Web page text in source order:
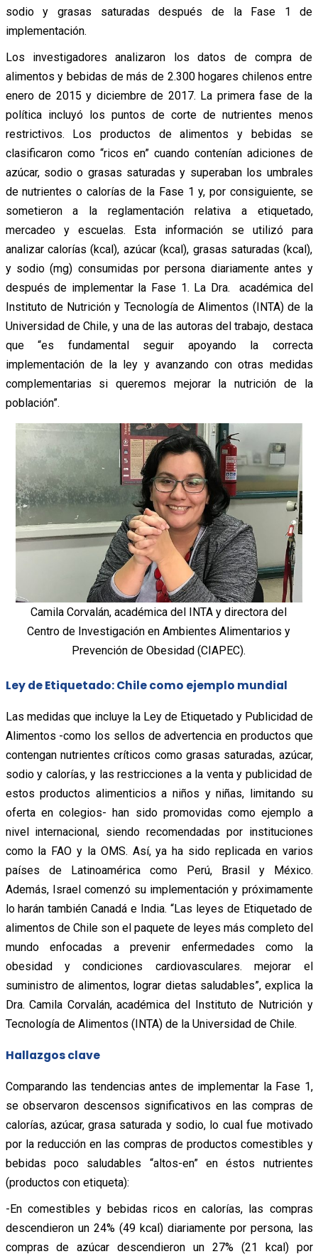
sodio y grasas saturadas después de la Fase 1 de
implementación.
Los investigadores analizaron los datos de compra de
alimentos y bebidas de más de 2.300 hogares chilenos entre
enero de 2015 y diciembre de 2017. La primera fase de la
política incluyó los puntos de corte de nutrientes menos
restrictivos. Los productos de alimentos y bebidas se
clasificaron como “ricos en” cuando contenían adiciones de
azúcar, sodio o grasas saturadas y superaban los umbrales
de nutrientes o calorías de la Fase 1 y, por consiguiente, se
sometieron a la reglamentación relativa a etiquetado,
mercadeo y escuelas. Esta información se utilizó para
analizar calorías (kcal), azúcar (kcal), grasas saturadas (kcal),
y sodio (mg) consumidas por persona diariamente antes y
después de implementar la Fase 1. La Dra. académica del
Instituto de Nutrición y Tecnología de Alimentos (INTA) de la
Universidad de Chile, y una de las autoras del trabajo, destaca
que “es fundamental seguir apoyando la correcta
implementación de la ley y avanzando con otras medidas
complementarias si queremos mejorar la nutrición de la
población”.
Camila Corvalán, académica del INTA y directora del
Centro de Investigación en Ambientes Alimentarios y
Prevención de Obesidad (CIAPEC).
Ley de Etiquetado: Chile como ejemplo mundial
Las medidas que incluye la Ley de Etiquetado y Publicidad de
Alimentos -como los sellos de advertencia en productos que
contengan nutrientes críticos como grasas saturadas, azúcar,
sodio y calorías, y las restricciones a la venta y publicidad de
estos productos alimenticios a niños y niñas, limitando su
oferta en colegios- han sido promovidas como ejemplo a
nivel internacional, siendo recomendadas por instituciones
como la FAO y la OMS. Así, ya ha sido replicada en varios
países de Latinoamérica como Perú, Brasil y México.
Además, Israel comenzó su implementación y próximamente
lo harán también Canadá e India. “Las leyes de Etiquetado de
alimentos de Chile son el paquete de leyes más completo del
mundo enfocadas a prevenir enfermedades como la
obesidad y condiciones cardiovasculares. mejorar el
suministro de alimentos, lograr dietas saludables”, explica la
Dra. Camila Corvalán, académica del Instituto de Nutrición y
Tecnología de Alimentos (INTA) de la Universidad de Chile.
Hallazgos clave
Comparando las tendencias antes de implementar la Fase 1,
se observaron descensos significativos en las compras de
calorías, azúcar, grasa saturada y sodio, lo cual fue motivado
por la reducción en las compras de productos comestibles y
bebidas poco saludables “altos-en” en éstos nutrientes
(productos con etiqueta):
-En comestibles y bebidas ricos en calorías, las compras
descendieron un 24% (49 kcal) diariamente por persona, las
compras de azúcar descendieron un 27% (21 kcal) por